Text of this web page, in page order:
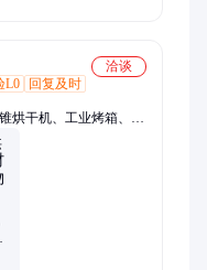
洽谈
L0
回复及时
烘干机、工业烤箱、带
斗提升机、真空干燥
工真空储存罐、高效包